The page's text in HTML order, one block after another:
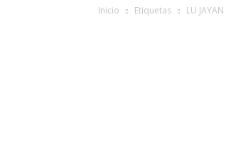
Inicio Etiquetas LU JAYAN